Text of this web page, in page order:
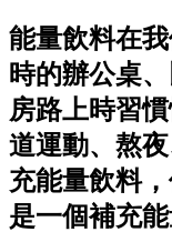
能量飲料在
時的辦公桌
房路上時習
道運動、熬
充能量飲料
是一個補充